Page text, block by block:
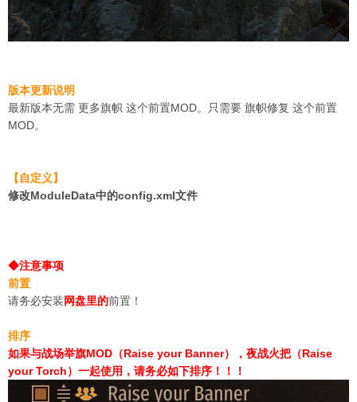
版本更新说明
最新版本无需 更多旗帜 这个前置MOD。只需要 旗帜修复 这个前置
MOD。
【自定义】
修改ModuleData中的config.xml文件
◆注意事项
前置
请务必安装网盘里的前置！
排序
如果与战场举旗MOD（Raise your Banner），夜战火把（Raise
your Torch）一起使用，请务必如下排序！！！